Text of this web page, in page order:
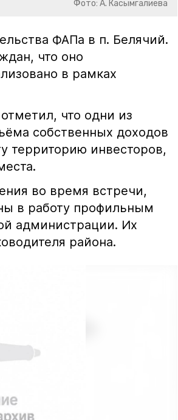
Фото: А. Касымгалиева
ФАПа в п. Белячий.
что оно
в рамках
что одни из
собственных доходов
территорию инвесторов,
во время встречи,
в работу профильным
администрации. Их
района.